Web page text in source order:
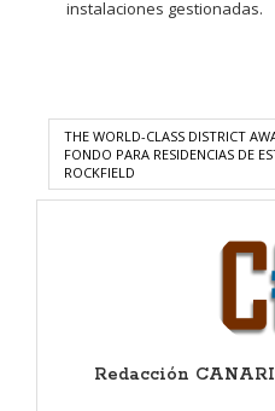
instalaciones gestionadas.
THE WORLD-CLASS DISTRICT
FONDO PARA RESIDENCIAS DE
ROCKFIELD
Redacción